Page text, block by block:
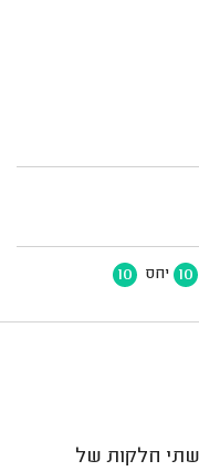
10 יחס 10
שתי חלקות של